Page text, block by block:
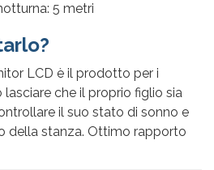
5 metri
LCD è il prodotto per i
che il proprio figlio sia
il suo stato di sonno e
della stanza. Ottimo rapporto